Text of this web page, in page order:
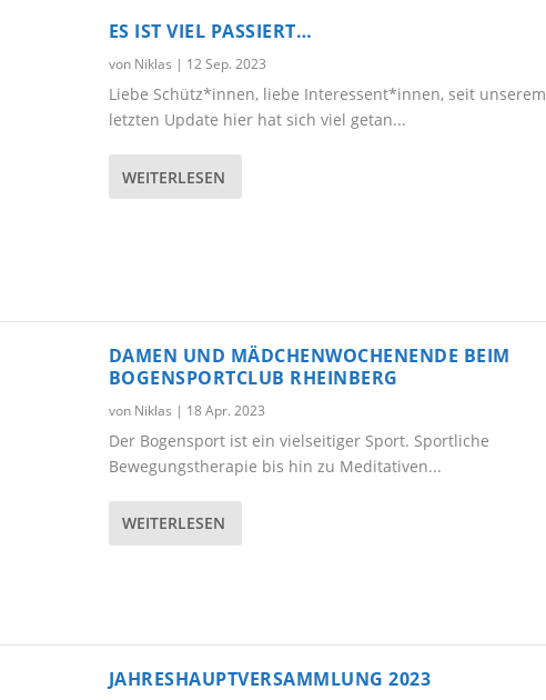
ES IST VIEL PASSIERT…
von Niklas | 12 Sep. 2023
Liebe Schütz*innen, liebe Interessent*innen, seit unserem
letzten Update hier hat sich viel getan...
WEITERLESEN
DAMEN UND MÄDCHENWOCHENENDE BEIM
BOGENSPORTCLUB RHEINBERG
von Niklas | 18 Apr. 2023
Der Bogensport ist ein vielseitiger Sport. Sportliche
Bewegungstherapie bis hin zu Meditativen...
WEITERLESEN
JAHRESHAUPTVERSAMMLUNG 2023